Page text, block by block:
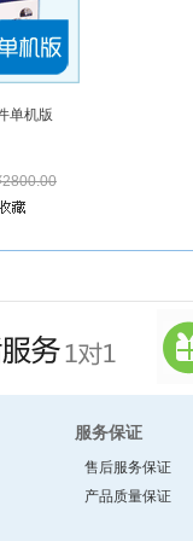
单机版
服务保证
售后服务保证
产品质量保证